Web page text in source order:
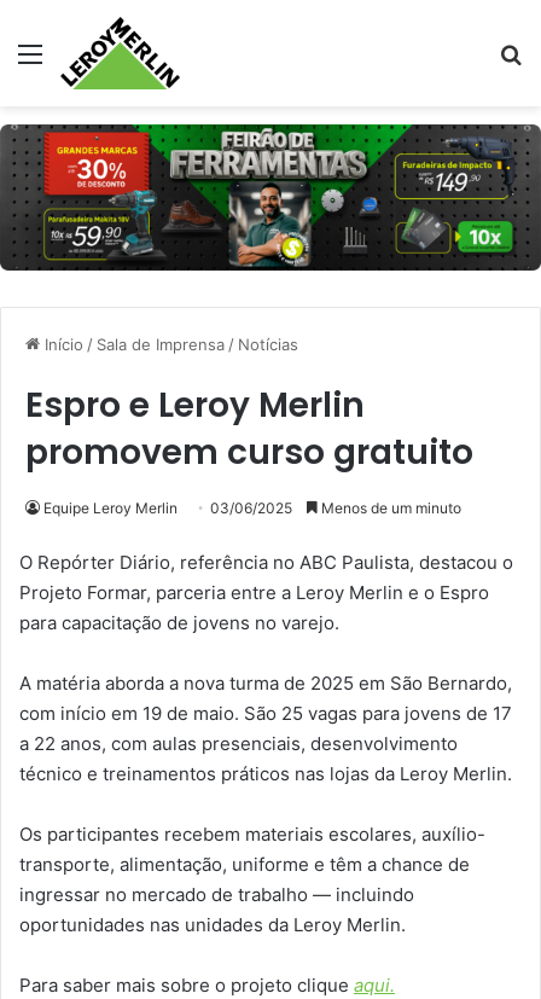
Menu
Início / Sala de Imprensa/ Notícias
Espro e Leroy Merlin
promovem curso gratuito
Equipe Leroy Merlin 03/06/2025 Menos de um minuto
O Repórter Diário, referência no ABC Paulista, destacou o
Projeto Formar, parceria entre a Leroy Merlin e o Espro
para capacitação de jovens no varejo.
A matéria aborda a nova turma de 2025 em São Bernardo,
com início em 19 de maio. São 25 vagas para jovens de 17
a 22 anos, com aulas presenciais, desenvolvimento
técnico e treinamentos práticos nas lojas da Leroy Merlin.
Os participantes recebem materiais escolares, auxílio-
transporte, alimentação, uniforme e têm a chance de
ingressar no mercado de trabalho — incluindo
oportunidades nas unidades da Leroy Merlin.
Para saber mais sobre o projeto clique aqui.